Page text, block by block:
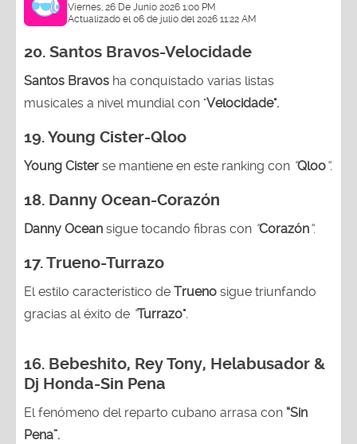
Viernes, 26 De Junio 2026 1:00 PM
Actualizado el 06 de julio del 2026 11:22 AM
20. Santos Bravos-Velocidade
Santos Bravos ha conquistado varias listas
musicales a nivel mundial con "Velocidade".
19.Young Cister-Qloo
Young Cister se mantiene en este ranking con “Qloo”.
18. Danny Ocean-Corazón
Danny Ocean sigue tocando fibras con “Corazón”.
17.Trueno-Turrazo
El estilo característico de Trueno sigue triunfando
gracias al éxito de “Turrazo".
16. Bebeshito, Rey Tony, Helabusador &
Dj Honda-Sin Pena
El fenómeno del reparto cubano arrasa con “Sin
Pena”.